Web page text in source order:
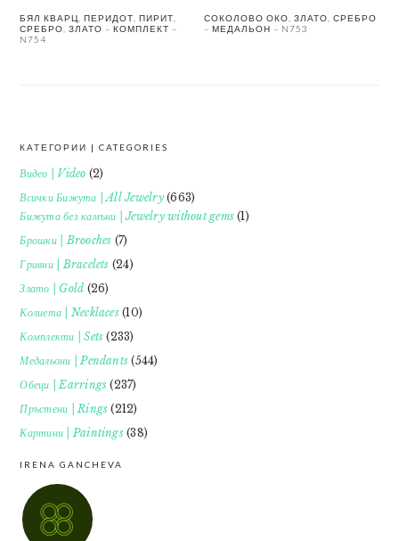
БЯЛ КВАРЦ, ПЕРИДОТ, ПИРИТ,
СРЕБРО, ЗЛАТО – КОМПЛЕКТ –
N754
СОКОЛОВО ОКО, ЗЛАТО, СРЕБРО
– МЕДАЛЬОН – N753
FOOTER
КАТЕГОРИИ | CATEGORIES
Видео | Video (2)
Всички Бижута | All Jewelry(663)
Бижута без камъни | Jewelry without gems (1)
Брошки | Brooches (7)
Гривни | Bracelets (24)
Злато | Gold (26)
Колиета | Necklaces(10)
Комплекти | Sets (233)
Медальони | Pendants (544)
Обеци | Earrings (237)
Пръстени | Rings (212)
Картини | Paintings(38)
IRENA GANCHEVA